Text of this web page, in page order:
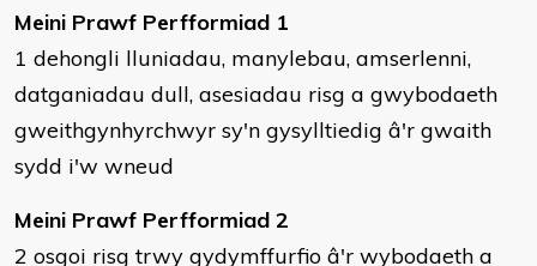
Meini Prawf Perfformiad 1
1 dehongli lluniadau, manylebau, amserlenni,
datganiadau dull, asesiadau risg a gwybodaeth
gweithgynhyrchwyr sy'n gysylltiedig â'r gwaith
sydd i'w wneud
Meini Prawf Perfformiad 2
2 osgoi risg trwy gydymffurfio â'r wybodaeth a